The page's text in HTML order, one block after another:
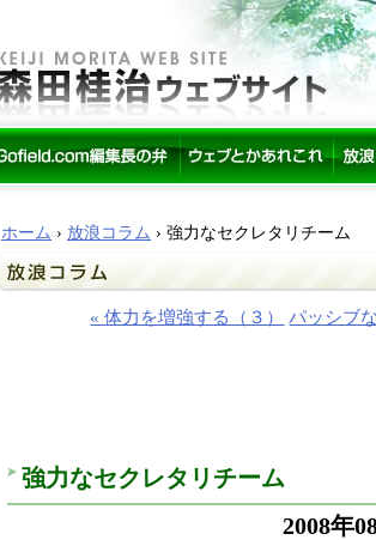
ホーム › 放浪コラム › 強力なセクレタリチーム
« 体力を増強する（３） パッシブ
強力なセクレタリチーム
2008年